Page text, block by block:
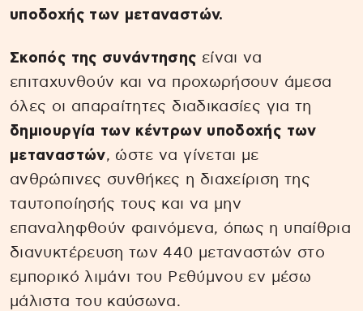
υποδοχής των μεταναστών.
Σκοπός της συνάντησης είναι να
επιταχυνθούν και να προχωρήσουν άμεσα
όλες οι απαραίτητες διαδικασίες για τη
δημιουργία των κέντρων υποδοχής των
μεταναστών, ώστε να γίνεται με
ανθρώπινες συνθήκες η διαχείριση της
ταυτοποίησής τους και να μην
επαναληφθούν φαινόμενα, όπως η υπαίθρια
διανυκτέρευση των 440 μεταναστών στο
εμπορικό λιμάνι του Ρεθύμνου εν μέσω
μάλιστα του καύσωνα.